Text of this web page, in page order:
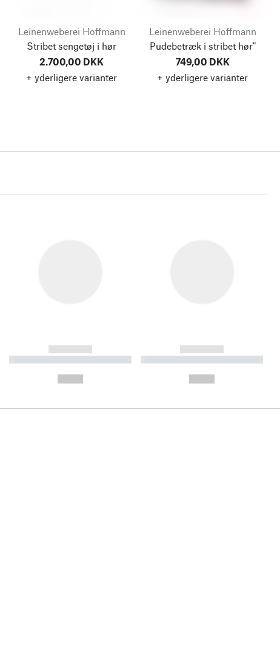
Leinenweberei Hoffmann
Stribet sengetøj i hør
2.700,00 DKK
+ yderligere varianter
Leinenweberei Hoffmann
Pudebetræk i stribet hør"
749,00 DKK
+ yderligere varianter
------------
----------- ----------- ----------
------------
----------- ----------- ----------